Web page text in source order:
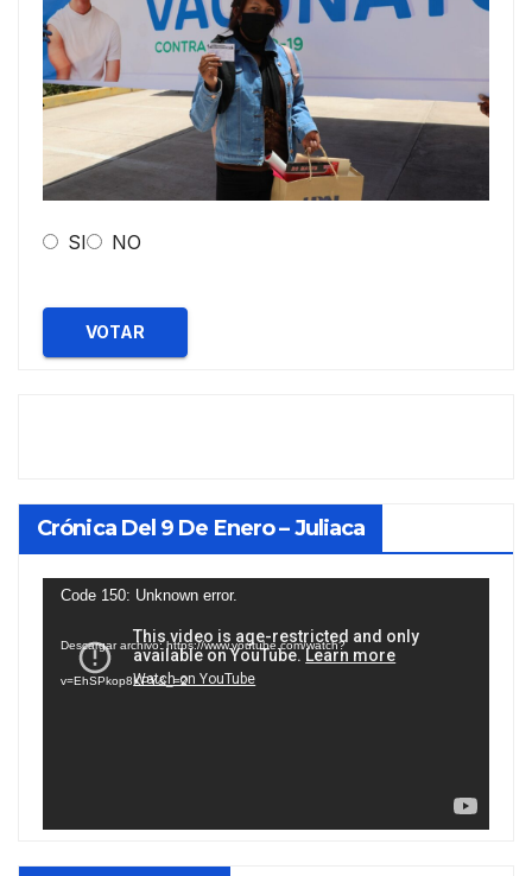
SI NO
VOTAR
Crónica Del 9 De Enero – Juliaca
Reproductor
vídeo
Code 150: Unknown error.
Descargar archivo: https://www.youtube.com/watch?
v=EhSPkop8KPY&_=2